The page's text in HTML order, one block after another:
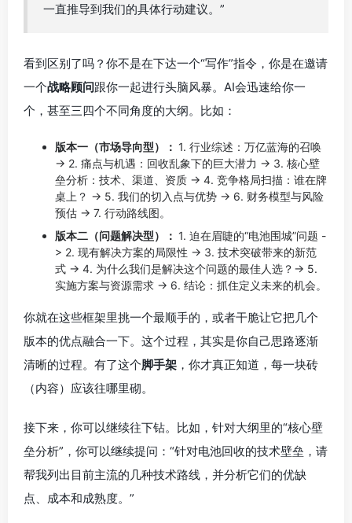
一直推导到我们的具体行动建议。”
看到区别了吗？你不是在下达一个“写作”指令，你是在邀请
一个战略顾问跟你一起进行头脑风暴。AI会迅速给你一
个，甚至三四个不同角度的大纲。比如：
版本一（市场导向型）： 1. 行业综述：万亿蓝海的召唤
-> 2. 痛点与机遇：回收乱象下的巨大潜力 -> 3. 核心壁
垒分析：技术、渠道、资质 -> 4. 竞争格局扫描：谁在牌
桌上？ -> 5. 我们的切入点与优势 -> 6. 财务模型与风险
预估 -> 7. 行动路线图。
版本二（问题解决型）： 1. 迫在眉睫的“电池围城”问题 -
> 2. 现有解决方案的局限性 -> 3. 技术突破带来的新范
式 -> 4. 为什么我们是解决这个问题的最佳人选？-> 5.
实施方案与资源需求 -> 6. 结论：抓住定义未来的机会。
你就在这些框架里挑一个最顺手的，或者干脆让它把几个
版本的优点融合一下。这个过程，其实是你自己思路逐渐
清晰的过程。有了这个脚手架 ，你才真正知道，每一块砖
（内容）应该往哪里砌。
接下来，你可以继续往下钻。比如，针对大纲里的“核心壁
垒分析”，你可以继续提问：“针对电池回收的技术壁垒，请
帮我列出目前主流的几种技术路线，并分析它们的优缺
点、成本和成熟度。”